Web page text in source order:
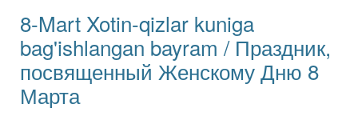
8-Mart Xotin-qizlar kuniga
bag'ishlangan bayram / Праздник,
посвященный Женскому Дню 8
Марта